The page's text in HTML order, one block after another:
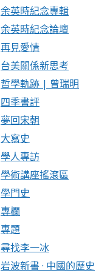
余英時紀念專輯
余英時紀念論壇
再見愛情
台美關係新思考
哲學軌跡 | 曾瑞明
四季書評
夢回宋朝
大寫史
學人專訪
學術講座搖滾區
學門史
專欄
專題
尋找李一冰
岩波新書 · 中國的歷史